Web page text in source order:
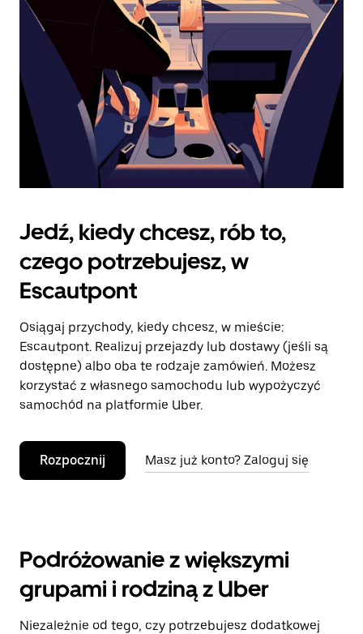
kalendarz.
Jedź, kiedy chcesz, rób to,
czego potrzebujesz, w
Escautpont
Osiągaj przychody, kiedy chcesz, w mieście:
Escautpont. Realizuj przejazdy lub dostawy (jeśli są
dostępne) albo oba te rodzaje zamówień. Możesz
korzystać z własnego samochodu lub wypożyczyć
samochód na platformie Uber.
Rozpocznij Masz już konto? Zaloguj się
Podróżowanie z większymi
grupami i rodziną z Uber
Niezależnie od tego, czy potrzebujesz dodatkowej